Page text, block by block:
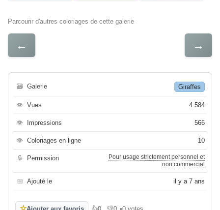
Parcourir d'autres coloriages de cette galerie
← →
🗃 Galerie Giraffes
👁 Vues 4 584
👁 Impressions 566
👁 Coloriages en ligne 10
🔒 Permission
Pour usage strictement personnel et
non commercial
📅 Ajouté le il y a 7 ans
☆